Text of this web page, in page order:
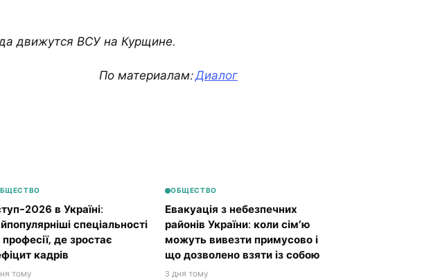
движутся ВСУ на Курщине.
По материалам:Диалог
2026 в Україні:
спеціальності
професії, де зростає
кадрів
тому
ОБЩЕСТВО
Евакуація з небезпечних
районів України: коли сім’ю
можуть вивезти примусово і
що дозволено взяти із собою
3 дня тому